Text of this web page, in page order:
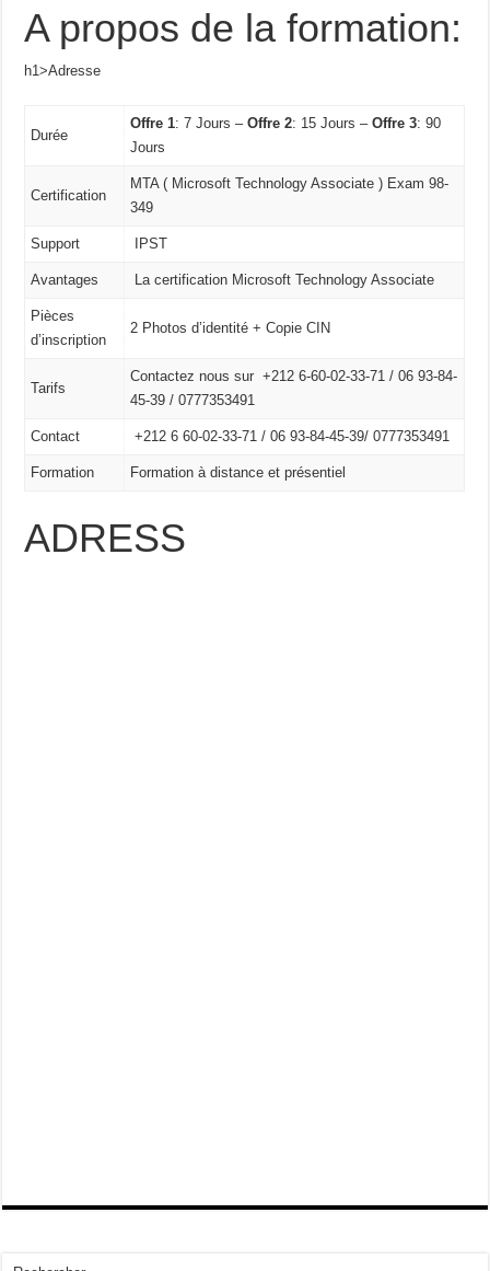
A propos de la formation:
h1>Adresse
Durée
Offre 1: 7 Jours –Offre 2: 15 Jours –Offre 3: 90
Jours
Certification
MTA ( Microsoft Technology Associate ) Exam 98-
349
Support IPST
Avantages La certification Microsoft Technology Associate
Pièces
d’inscription
2 Photos d’identité + Copie CIN
Tarifs
Contactez nous sur +212 6-60-02-33-71 / 06 93-84-
45-39 / 0777353491
Contact +212 6 60-02-33-71 / 06 93-84-45-39/ 0777353491
Formation Formation à distance et présentiel
ADRESS